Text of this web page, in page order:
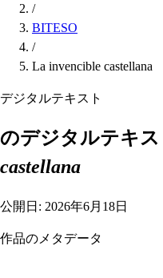
/
BITESO
/
La invencible castellana
デジタルテキスト
のデジタルテキス
castellana
公開日: 2026年6月18日
作品のメタデータ